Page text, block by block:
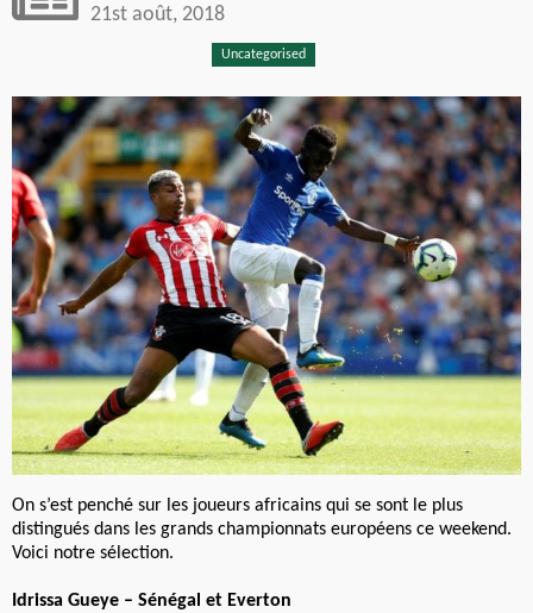
21st août, 2018
Uncategorised
On s’est penché sur les joueurs africains qui se sont le plus
distingués dans les grands championnats européens ce weekend.
Voici notre sélection.
Idrissa Gueye – Sénégal et Everton